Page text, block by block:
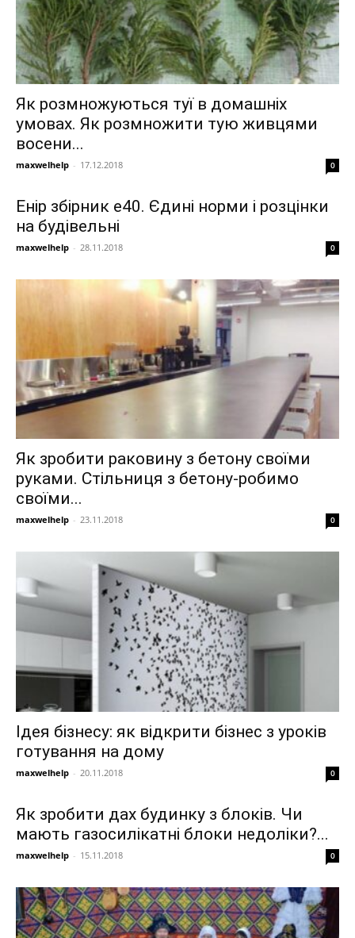
Як розмножуються туї в домашніх
умовах. Як розмножити тую живцями
восени...
maxwelhelp - 17.12.2018 0
Енір збірник е40. Єдині норми і розцінки
на будівельні
maxwelhelp - 28.11.2018 0
Як зробити раковину з бетону своїми
руками. Стільниця з бетону-робимо
своїми...
maxwelhelp - 23.11.2018 0
Ідея бізнесу: як відкрити бізнес з уроків
готування на дому
maxwelhelp - 20.11.2018 0
Як зробити дах будинку з блоків. Чи
мають газосилікатні блоки недоліки?...
maxwelhelp - 15.11.2018 0